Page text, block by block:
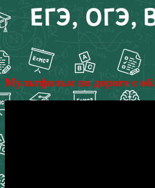
Мультфильм по дороге с